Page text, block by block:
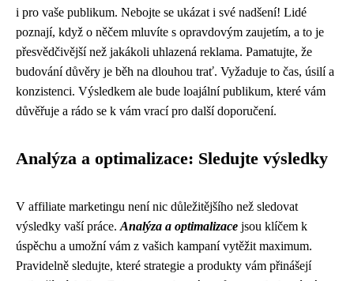
i pro vaše publikum. Nebojte se ukázat i své nadšení! Lidé
poznají, když o něčem mluvíte s opravdovým zaujetím, a to je
přesvědčivější než jakákoli uhlazená reklama. Pamatujte, že
budování důvěry je běh na dlouhou trať. Vyžaduje to čas, úsilí a
konzistenci. Výsledkem ale bude loajální publikum, které vám
důvěřuje a rádo se k vám vrací pro další doporučení.
Analýza a optimalizace: Sledujte výsledky
V affiliate marketingu není nic důležitějšího než sledovat
výsledky vaší práce. Analýza a optimalizace jsou klíčem k
úspěchu a umožní vám z vašich kampaní vytěžit maximum.
Pravidelně sledujte, které strategie a produkty vám přinášejí